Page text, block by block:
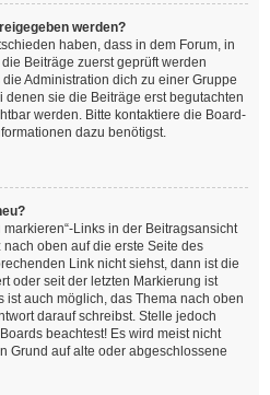
werden?
haben, dass in dem Forum, in
Beiträge zuerst geprüft werden
Administration dich zu einer Gruppe
sie die Beiträge erst begutachten
werden. Bitte kontaktiere die Board-
dazu benötigst.
Links in der Beitragsansicht
oben auf die erste Seite des
Link nicht siehst, dann ist die
oder seit der letzten Markierung ist
auch möglich, das Thema nach oben
darauf schreibst. Stelle jedoch
beachtest! Es wird meist nicht
Grund auf alte oder abgeschlossene